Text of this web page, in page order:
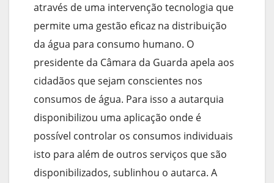
através de uma intervenção tecnologia que
permite uma gestão eficaz na distribuição
da água para consumo humano. O
presidente da Câmara da Guarda apela aos
cidadãos que sejam conscientes nos
consumos de água. Para isso a autarquia
disponibilizou uma aplicação onde é
possível controlar os consumos individuais
isto para além de outros serviços que são
disponibilizados, sublinhou o autarca. A